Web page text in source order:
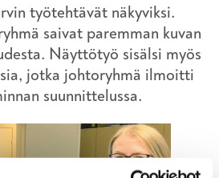
työtehtävät näkyviksi.
saivat paremman kuvan
Näyttötyö sisälsi myös
jotka johtoryhmä ilmoitti
suunnittelussa.